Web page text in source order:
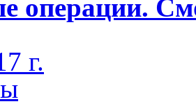
операции.
г.